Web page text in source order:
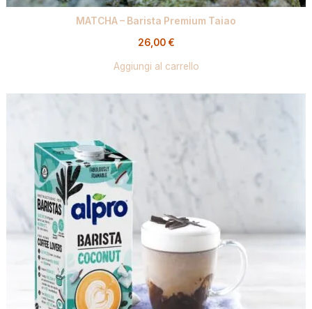
MATCHA – Barista Premium Taiao
26,00 €
Aggiungi al carrello